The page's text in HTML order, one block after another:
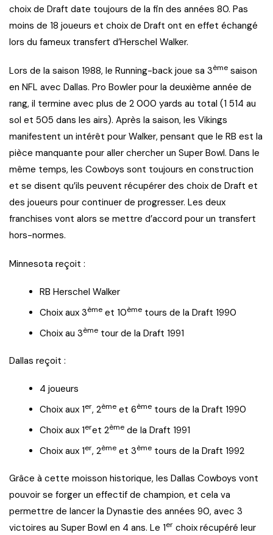
choix de Draft date toujours de la fin des années 80. Pas
moins de 18 joueurs et choix de Draft ont en effet échangé
lors du fameux transfert d’Herschel Walker.
Lors de la saison 1988, le Running-back joue sa 3ème saison
en NFL avec Dallas. Pro Bowler pour la deuxième année de
rang, il termine avec plus de 2 000 yards au total (1 514 au
sol et 505 dans les airs). Après la saison, les Vikings
manifestent un intérêt pour Walker, pensant que le RB est la
pièce manquante pour aller chercher un Super Bowl. Dans le
même temps, les Cowboys sont toujours en construction
et se disent qu’ils peuvent récupérer des choix de Draft et
des joueurs pour continuer de progresser. Les deux
franchises vont alors se mettre d’accord pour un transfert
hors-normes.
Minnesota reçoit :
RB Herschel Walker
Choix aux 3ème et 10ème tours de la Draft 1990
Choix au 3ème tour de la Draft 1991
Dallas reçoit :
4 joueurs
Choix aux 1er, 2ème et 6ème tours de la Draft 1990
Choix aux 1eret 2ème de la Draft 1991
Choix aux 1er, 2ème et 3ème tours de la Draft 1992
Grâce à cette moisson historique, les Dallas Cowboys vont
pouvoir se forger un effectif de champion, et cela va
permettre de lancer la Dynastie des années 90, avec 3
victoires au Super Bowl en 4 ans. Le 1er choix récupéré leur